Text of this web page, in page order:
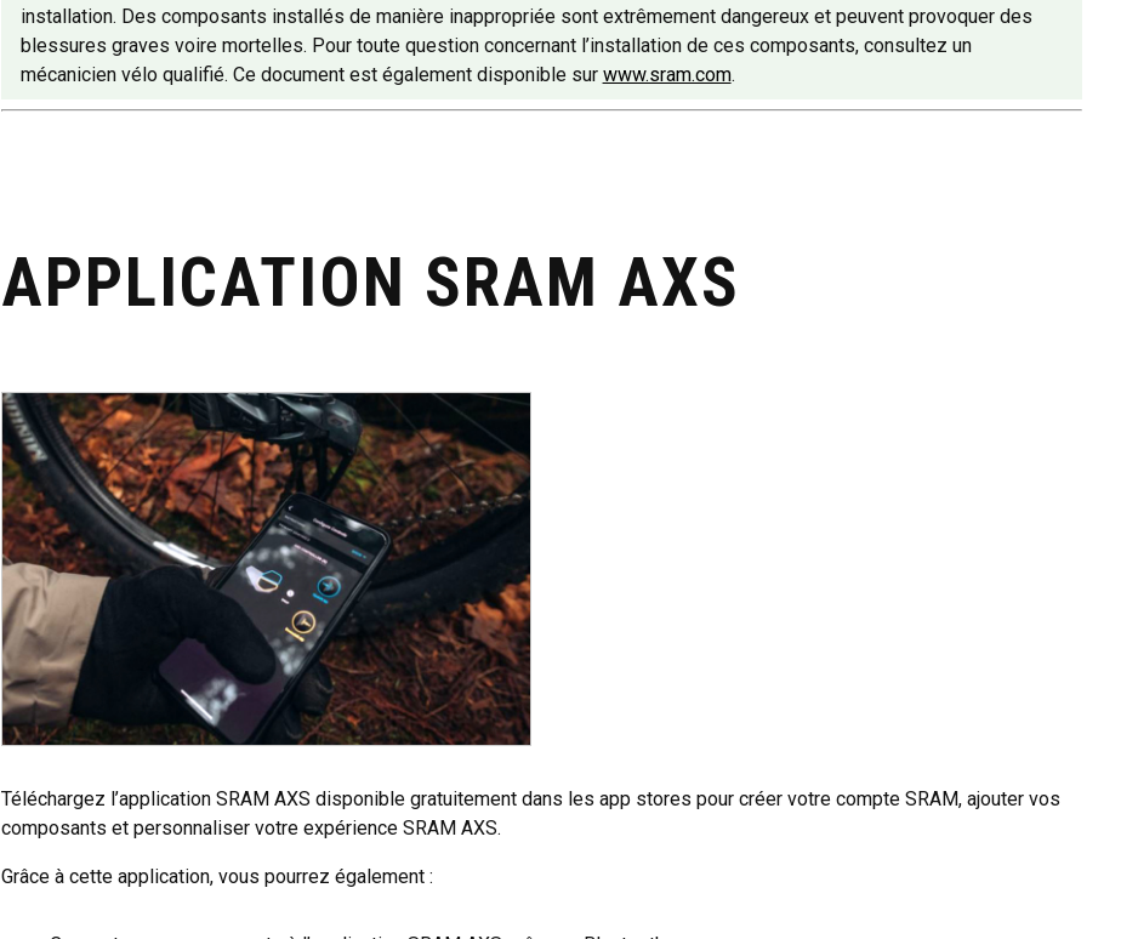
installation. Des composants installés de manière inappropriée sont extrêmement dangereux et peuvent provoquer des
blessures graves voire mortelles. Pour toute question concernant l’installation de ces composants, consultez un
mécanicien vélo qualifié. Ce document est également disponible sur www.sram.com.
APPLICATION SRAM AXS
Téléchargez l’application SRAM AXS disponible gratuitement dans les app stores pour créer votre compte SRAM, ajouter vos
composants et personnaliser votre expérience SRAM AXS.
Grâce à cette application, vous pourrez également :